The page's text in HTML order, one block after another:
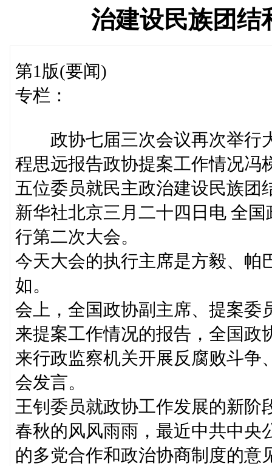
治建设民族团结
第1版(要闻)
专栏：
政协七届三次会议再次举行
程思远报告政协提案工作情况冯
五位委员就民主政治建设民族团
新华社北京三月二十四日电 全
行第二次大会。
今天大会的执行主席是方毅、帕
如。
会上，全国政协副主席、提案委
来提案工作情况的报告，全国政
来行政监察机关开展反腐败斗争
会发言。
王钊委员就政协工作发展的新阶
春秋的风风雨雨，最近中共中央
的多党合作和政治协商制度的意